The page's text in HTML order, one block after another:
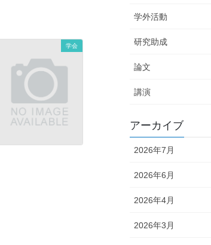
学会
学外活動
研究助成
論文
講演
アーカイブ
2026年7月
2026年6月
2026年4月
2026年3月